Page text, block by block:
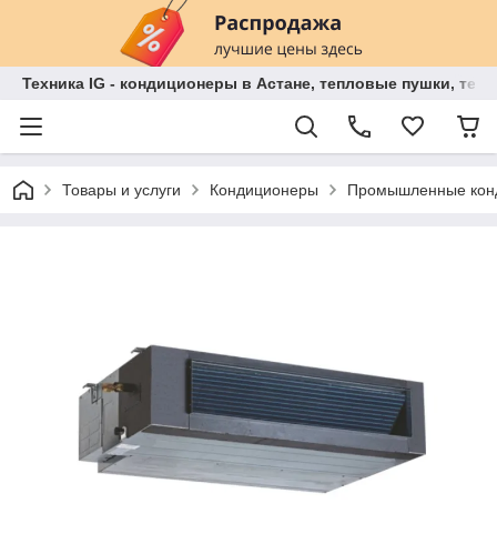
Техника IG - кондиционеры в Астане, тепловые пушки,
Товары и услуги Кондиционеры Промышленные